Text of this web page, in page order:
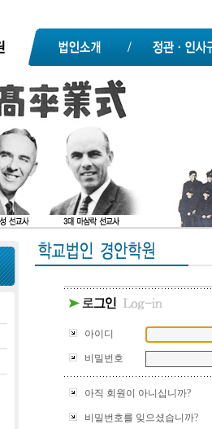
아이디
비밀번호
아직 회원이 아니십니까?
비밀번호를 잊으셨습니까?